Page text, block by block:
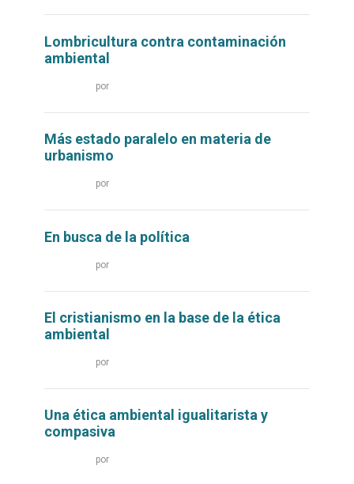
Lombricultura contra contaminación
ambiental
por
Más estado paralelo en materia de
urbanismo
por
En busca de la política
por
El cristianismo en la base de la ética
ambiental
por
Una ética ambiental igualitarista y
compasiva
por